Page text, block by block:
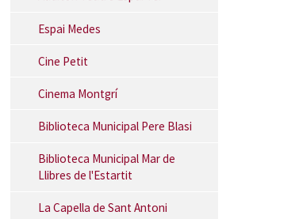
Espai Medes
Cine Petit
Cinema Montgrí
Biblioteca Municipal Pere Blasi
Biblioteca Municipal Mar de
Llibres de l'Estartit
La Capella de Sant Antoni